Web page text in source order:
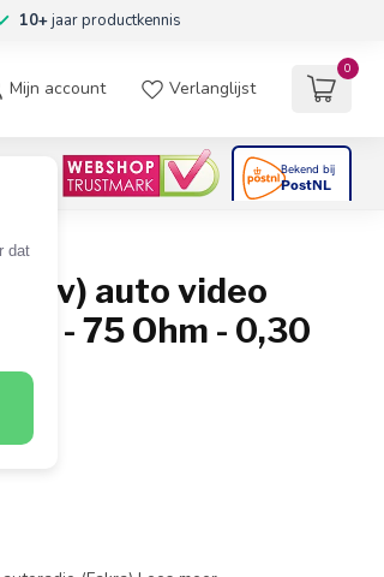
dat
10+jaar productkennis
Mijn account Verlanglijst
0
(v) auto video
- 75 Ohm - 0,30